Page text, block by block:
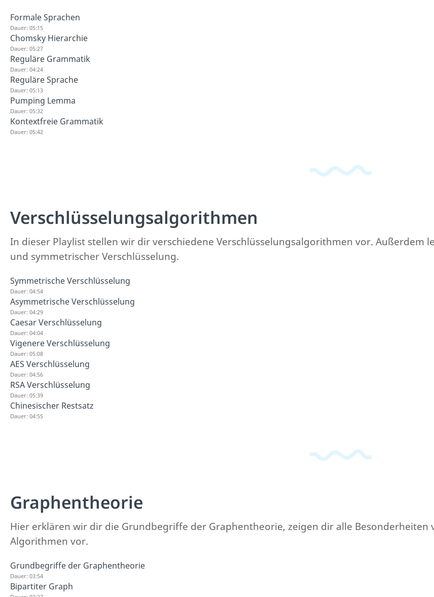
Formale Sprachen
Dauer: 05:15
Chomsky Hierarchie
Dauer: 05:27
Reguläre Grammatik
Dauer: 04:24
Reguläre Sprache
Dauer: 05:13
Pumping Lemma
Dauer: 05:32
Kontextfreie Grammatik
Dauer: 05:42
Verschlüsselungsalgorithmen
In dieser Playlist stellen wir dir verschiedene Verschlüsselungsalgorithmen vor. Außerdem
und symmetrischer Verschlüsselung.
Symmetrische Verschlüsselung
Dauer: 04:54
Asymmetrische Verschlüsselung
Dauer: 04:29
Caesar Verschlüsselung
Dauer: 04:04
Vigenere Verschlüsselung
Dauer: 05:08
AES Verschlüsselung
Dauer: 04:56
RSA Verschlüsselung
Dauer: 05:39
Chinesischer Restsatz
Dauer: 04:55
Graphentheorie
Hier erklären wir dir die Grundbegriffe der Graphentheorie, zeigen dir alle Besonderheiten
Algorithmen vor.
Grundbegriffe der Graphentheorie
Dauer: 03:54
Bipartiter Graph